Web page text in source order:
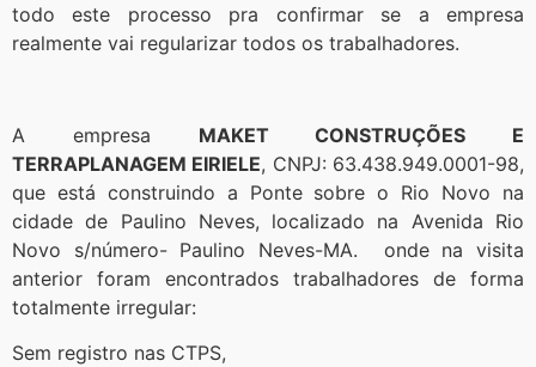
todo este processo pra confirmar se a empresa
realmente vai regularizar todos os trabalhadores.
A empresa MAKET CONSTRUÇÕES E
TERRAPLANAGEM EIRIELE, CNPJ: 63.438.949.0001-98,
que está construindo a Ponte sobre o Rio Novo na
cidade de Paulino Neves, localizado na Avenida Rio
Novo s/número- Paulino Neves-MA. onde na visita
anterior foram encontrados trabalhadores de forma
totalmente irregular:
Sem registro nas CTPS,